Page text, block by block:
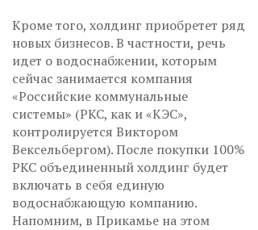
Кроме того, холдинг приобретет ряд
новых бизнесов. В частности, речь
идет о водоснабжении, которым
сейчас занимается компания
«Российские коммунальные
системы» (РКС, как и «КЭС»,
контролируется Виктором
Вексельбергом). После покупки 100%
РКС объединенный холдинг будет
включать в себя единую
водоснабжающую компанию.
Напомним, в Прикамье на этом